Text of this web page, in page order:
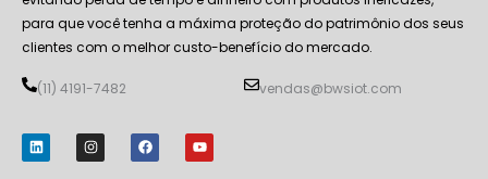
para que você tenha a máxima proteção do patrimônio dos seus
clientes com o melhor custo-benefício do mercado.
(11) 4191-7482 vendas@bwsiot.com
L
i
n
I
n
s
F
a
c
Y
o
u